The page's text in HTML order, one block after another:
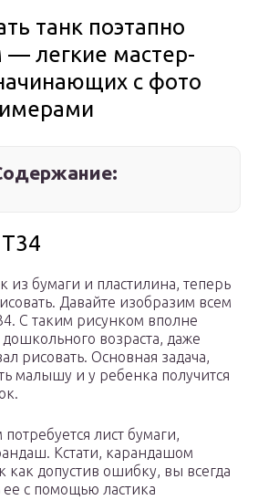
танк поэтапно
легкие мастер-
с фото
из бумаги и пластилина, теперь
Давайте изобразим всем
С таким рисунком вполне
возраста, даже
рисовать. Основная задача,
малышу и у ребенка получится
лист бумаги,
Кстати, карандашом
как допустив ошибку, вы всегда
с помощью ластика